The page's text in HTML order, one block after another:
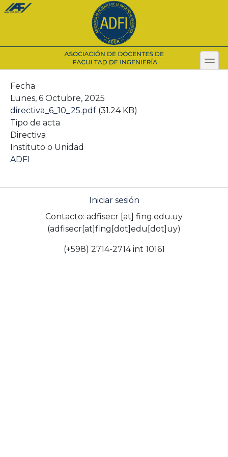
Pasar
toggle
Secondary menu
Fecha
Lunes, 6 Octubre, 2025
directiva_6_10_25.pdf (31.24 KB)
Tipo de acta
Directiva
Instituto o Unidad
ADFI
Iniciar sesión
Contacto: adfisecr [at] fing.edu.uy
(adfisecr[at]fing[dot]edu[dot]uy)
(+598) 2714-2714 int 10161